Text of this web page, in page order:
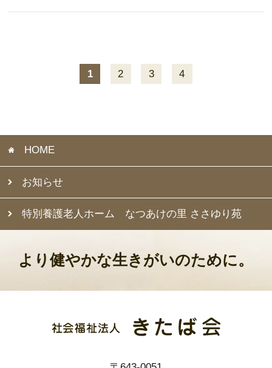
1 2 3 4
HOME
お知らせ
特別養護老人ホーム なつあけの里 ささゆり苑
より健やかな生きがいのために。